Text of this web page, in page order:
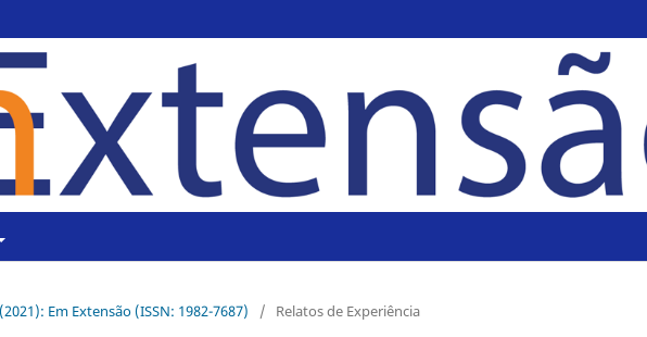
Em Extensão (ISSN: 1982-7687) / Relatos de Experiência